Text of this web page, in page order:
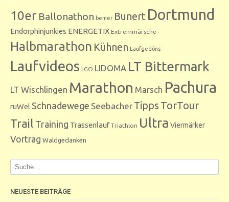
10er Ballonathon bemer Bunert Dortmund
Endorphinjunkies ENERGETIX Extremmärsche
Halbmarathon Kühnen Laufgedöns
Laufvideos LGO LIDOMA LT Bittermark
LT Wischlingen Marathon Marsch Pachura
ruWel Schnadewege Seebacher Tipps TorTour
Trail Training Trassenlauf Triathlon Ultra Viermärker
Vortrag Waldgedanken
NEUESTE BEITRÄGE